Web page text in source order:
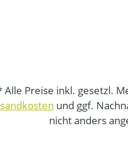
Alle Preise inkl. gesetzl.
und ggf.
nicht anders